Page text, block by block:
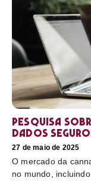
Pesquisa
dados
27 de maio de 2025
O mercado da
no mundo,